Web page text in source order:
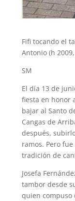
Fifi tocando el
Antonio (h
SM
El día 13 de
fiesta en honor
bajar al Santo
Cangas de
después,
ramos. Pero
tradición de
Josefa
tambor desde
quien compuso